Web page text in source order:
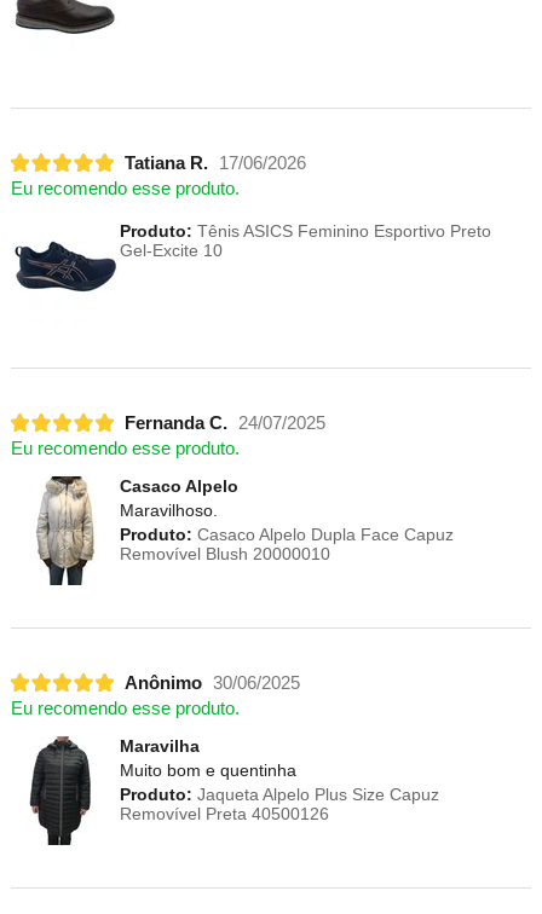
Tatiana R.
17/06/2026
Eu recomendo esse produto.
Produto: Tênis ASICS Feminino Esportivo Preto
Gel-Excite 10
Fernanda C.
24/07/2025
Eu recomendo esse produto.
Casaco Alpelo
Maravilhoso.
Produto: Casaco Alpelo Dupla Face Capuz
Removível Blush 20000010
Anônimo 30/06/2025
Eu recomendo esse produto.
Maravilha
Muito bom e quentinha
Produto: Jaqueta Alpelo Plus Size Capuz
Removível Preta 40500126